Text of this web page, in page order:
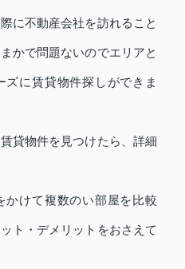
に不動産会社を訪れること
かで問題ないのでエリアと
に賃貸物件探しができま
貸物件を見つけたら、詳細
かけて複数のい部屋を比較
ト・デメリットをおさえて